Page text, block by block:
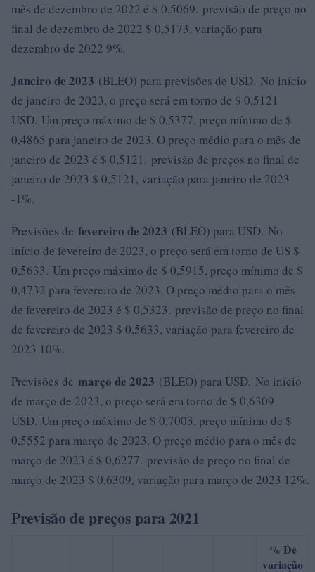
mês de dezembro de 2022 é $ 0,5069. previsão de preço no
final de dezembro de 2022 $ 0,5173, variação para
dezembro de 2022 9%.
Janeiro de 2023 (BLEO) para previsões de USD. No início
de janeiro de 2023, o preço será em torno de $ 0,5121
USD. Um preço máximo de $ 0,5377, preço mínimo de $
0,4865 para janeiro de 2023. O preço médio para o mês de
janeiro de 2023 é $ 0,5121. previsão de preços no final de
janeiro de 2023 $ 0,5121, variação para janeiro de 2023
-1%.
Previsões de fevereiro de 2023 (BLEO) para USD. No
início de fevereiro de 2023, o preço será em torno de US $
0,5633. Um preço máximo de $ 0,5915, preço mínimo de $
0,4732 para fevereiro de 2023. O preço médio para o mês
de fevereiro de 2023 é $ 0,5323. previsão de preço no final
de fevereiro de 2023 $ 0,5633, variação para fevereiro de
2023 10%.
Previsões de março de 2023 (BLEO) para USD. No início
de março de 2023, o preço será em torno de $ 0,6309
USD. Um preço máximo de $ 0,7003, preço mínimo de $
0,5552 para março de 2023. O preço médio para o mês de
março de 2023 é $ 0,6277. previsão de preço no final de
março de 2023 $ 0,6309, variação para março de 2023 12%.
Previsão de preços para 2021
% De
variação